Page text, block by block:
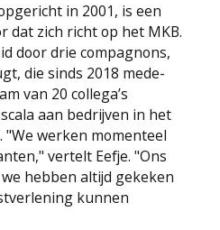
in 2001, is een
dat zich richt op het MKB.
door drie compagnons,
die sinds 2018 mede-
van 20 collega’s
aan bedrijven in het
werken momenteel
vertelt Eefje. "Ons
hebben altijd gekeken
kunnen